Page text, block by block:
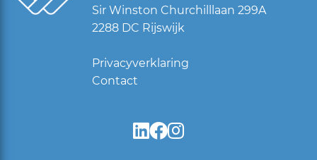
Sir Winston Churchilllaan 299A
2288 DC Rijswijk
Privacyverklaring
Contact